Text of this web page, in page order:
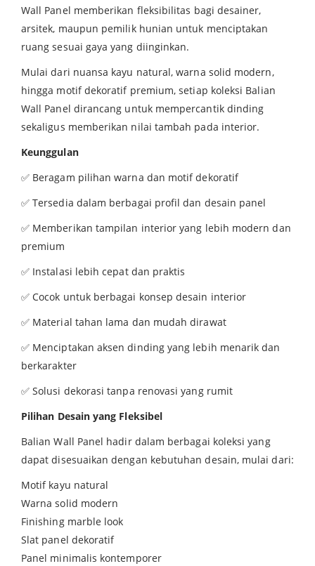
Wall Panel memberikan fleksibilitas bagi desainer,
arsitek, maupun pemilik hunian untuk menciptakan
ruang sesuai gaya yang diinginkan.
Mulai dari nuansa kayu natural, warna solid modern,
hingga motif dekoratif premium, setiap koleksi Balian
Wall Panel dirancang untuk mempercantik dinding
sekaligus memberikan nilai tambah pada interior.
Keunggulan
✅ Beragam pilihan warna dan motif dekoratif
✅ Tersedia dalam berbagai profil dan desain panel
✅ Memberikan tampilan interior yang lebih modern dan
premium
✅ Instalasi lebih cepat dan praktis
✅ Cocok untuk berbagai konsep desain interior
✅ Material tahan lama dan mudah dirawat
✅ Menciptakan aksen dinding yang lebih menarik dan
berkarakter
✅ Solusi dekorasi tanpa renovasi yang rumit
Pilihan Desain yang Fleksibel
Balian Wall Panel hadir dalam berbagai koleksi yang
dapat disesuaikan dengan kebutuhan desain, mulai dari:
Motif kayu natural
Warna solid modern
Finishing marble look
Slat panel dekoratif
Panel minimalis kontemporer